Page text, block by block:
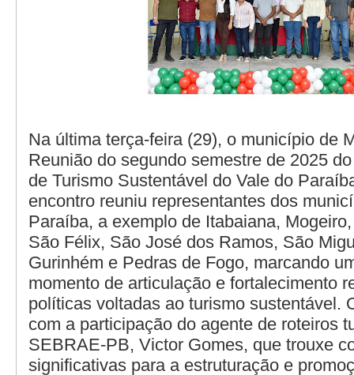
Na última terça-feira (29), o município de
Reunião do segundo semestre de 2025
de Turismo Sustentável do Vale do
encontro reuniu representantes dos
Paraíba, a exemplo de Itabaiana,
São Félix, São José dos Ramos, São
Gurinhém e Pedras de Fogo, marcando
momento de articulação e fortalecimento
políticas voltadas ao turismo sustentável.
com a participação do agente de roteiros
SEBRAE-PB, Victor Gomes, que trouxe
significativas para a estruturação e